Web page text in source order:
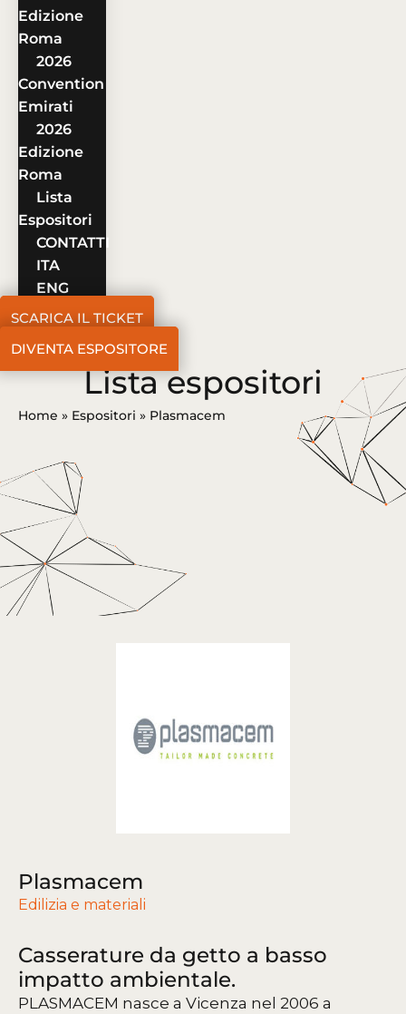
Edizione
Roma
2026
Convention
Emirati
2026
Edizione
Roma
Lista
Espositori
CONTATTI
ITA
ENG
SCARICA IL TICKET
DIVENTA ESPOSITORE
Lista espositori
Home » Espositori » Plasmacem
Plasmacem
Edilizia e materiali
Casserature da getto a basso
impatto ambientale.
PLASMACEM nasce a Vicenza nel 2006 a